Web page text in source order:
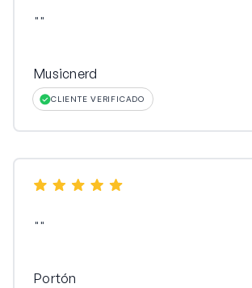
""
Musicnerd
CLIENTE VERIFICADO
""
Portón